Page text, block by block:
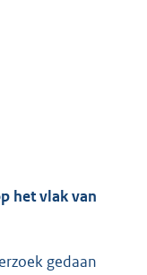
het vlak van
gedaan